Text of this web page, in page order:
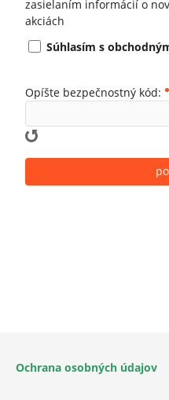
zasielaním informácií o
akciách
Súhlasím s
Opíšte bezpečnostný kód:
Ochrana osobných údajov